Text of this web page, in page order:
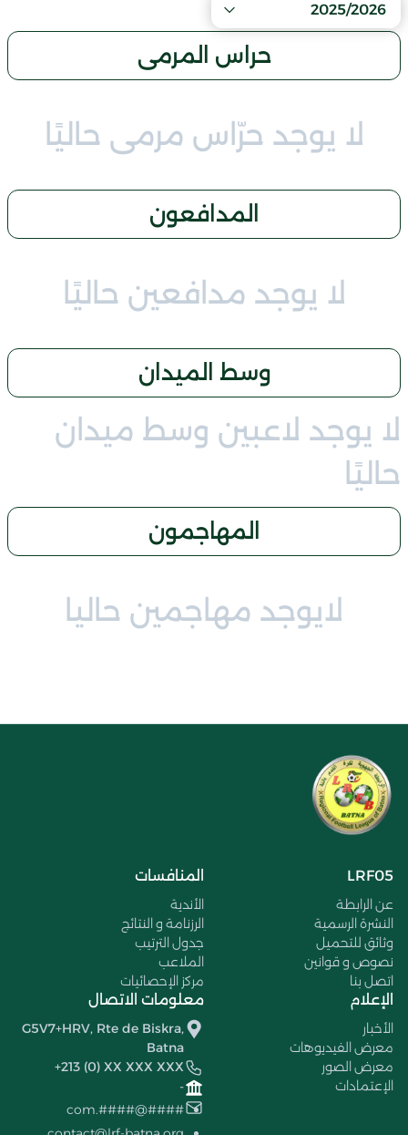
2025/2026
حراس المرمى
لا يوجد حرّاس مرمى حاليًا
المدافعون
لا يوجد مدافعين حاليًا
وسط الميدان
لا يوجد لاعبين وسط ميدان
حاليًا
المهاجمون
لايوجد مهاجمين حاليا
LRF05
عن الرابطة
النشرة الرسمية
وثائق للتحميل
نصوص و قوانين
اتصل بنا
المنافسات
الأندية
الرزنامة و النتائج
جدول الترتيب
الملاعب
مركز الإحصائيات
الإعلام
الأخبار
معرض الفيديوهات
معرض الصور
الإعتمادات
معلومات الاتصال
G5V7+HRV, Rte de Biskra,
Batna
+213 (0) XX XXX XXX
-
####@####.com